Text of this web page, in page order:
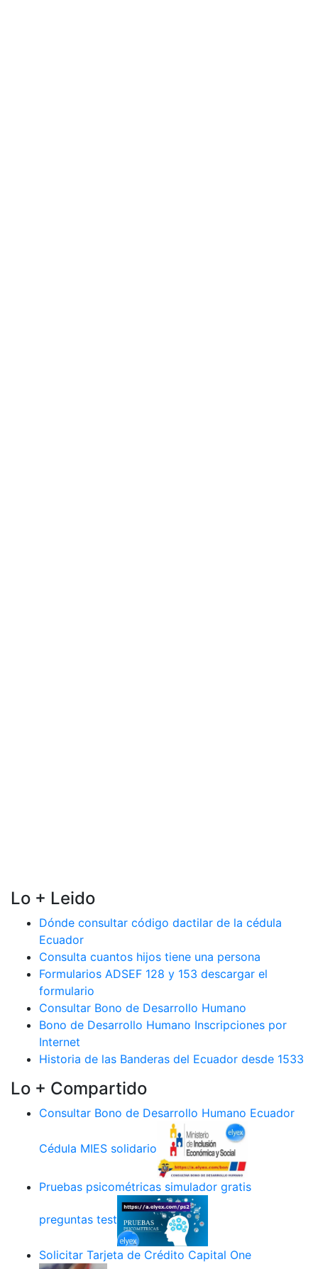
Lo + Leido
Dónde consultar código dactilar de la cédula
Ecuador
Consulta cuantos hijos tiene una persona
Formularios ADSEF 128 y 153 descargar el
formulario
Consultar Bono de Desarrollo Humano
Bono de Desarrollo Humano Inscripciones por
Internet
Historia de las Banderas del Ecuador desde 1533
Lo + Compartido
Consultar Bono de Desarrollo Humano Ecuador
Cédula MIES solidario
Pruebas psicométricas simulador gratis
preguntas test
Solicitar Tarjeta de Crédito Capital One